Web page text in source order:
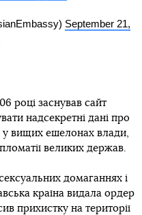
September 21,
році заснував сайт
надсекретні дані про
у вищих ешелонах влади,
великих держав.
домаганнях і
країна видала ордер
прихистку на території